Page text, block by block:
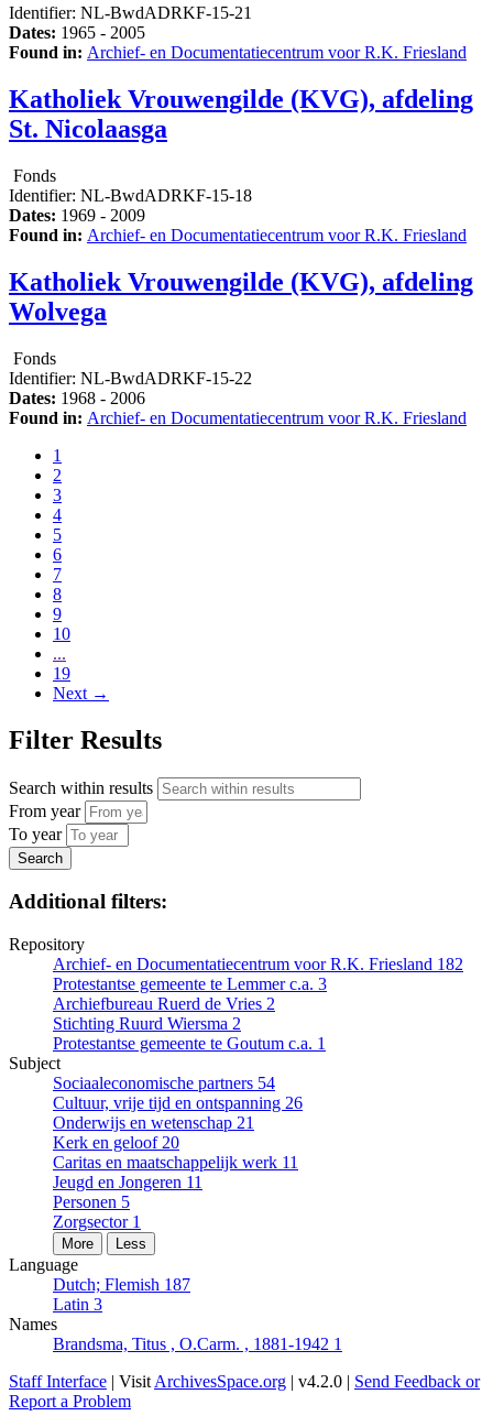
Identifier: NL-BwdADRKF-15-21
Dates: 1965 - 2005
Found in: Archief- en Documentatiecentrum voor R.K. Friesland
Katholiek Vrouwengilde (KVG), afdeling
St. Nicolaasga
Fonds
Identifier: NL-BwdADRKF-15-18
Dates: 1969 - 2009
Found in: Archief- en Documentatiecentrum voor R.K. Friesland
Katholiek Vrouwengilde (KVG), afdeling
Wolvega
Fonds
Identifier: NL-BwdADRKF-15-22
Dates: 1968 - 2006
Found in: Archief- en Documentatiecentrum voor R.K. Friesland
1
2
3
4
5
6
7
8
9
10
...
19
Next →
Filter Results
Search within results
From year
To year
Additional filters:
Repository
Archief- en Documentatiecentrum voor R.K. Friesland 182
Protestantse gemeente te Lemmer c.a. 3
Archiefbureau Ruerd de Vries 2
Stichting Ruurd Wiersma 2
Protestantse gemeente te Goutum c.a. 1
Subject
Sociaaleconomische partners 54
Cultuur, vrije tijd en ontspanning 26
Onderwijs en wetenschap 21
Kerk en geloof 20
Caritas en maatschappelijk werk 11
Jeugd en Jongeren 11
Personen 5
Zorgsector 1
More Less
Language
Dutch; Flemish 187
Latin 3
Names
Brandsma, Titus , O.Carm. , 1881-1942 1
Staff Interface | Visit ArchivesSpace.org | v4.2.0 | Send Feedback or
Report a Problem